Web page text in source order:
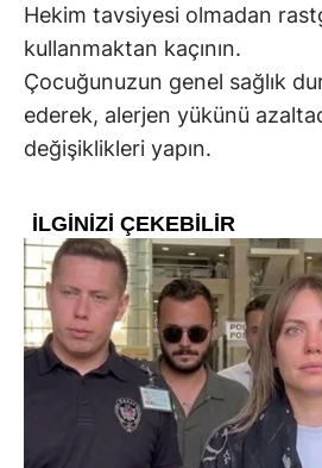
Hekim tavsiyesi olmadan
kullanmaktan kaçının.
Çocuğunuzun genel sağlık
ederek, alerjen yükünü
değişiklikleri yapın.